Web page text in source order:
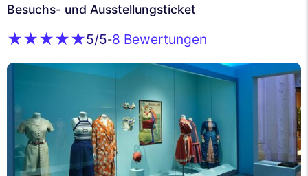
Besuchs- und Ausstellungsticket
5/5-8 Bewertungen